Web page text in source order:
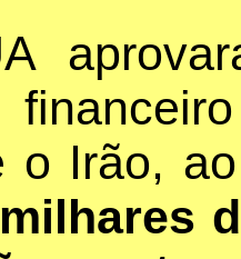
o Irão,